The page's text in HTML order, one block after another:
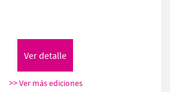
>> Ver más ediciones